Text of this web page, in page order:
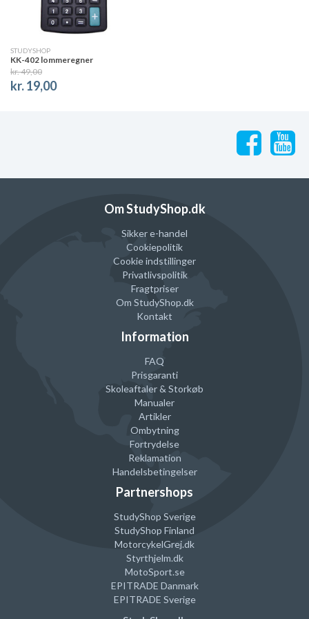
Taster til ( +/-), procent, hukommelse, kvadratrod og
momsfunktion.
Professionelt look med smart design.
Stort tastatur med velplacerede store knapper.
Dobbelt strømkilde (solceller og batteri).
STUDYSHOP
KK-402 lommeregner
kr. 49,00
kr. 19,00
Om StudyShop.dk
Sikker e-handel
Cookiepolitik
Cookie indstillinger
Privatlivspolitik
Fragtpriser
Om StudyShop.dk
Kontakt
Information
FAQ
Prisgaranti
Skoleaftaler & Storkøb
Manualer
Artikler
Ombytning
Fortrydelse
Reklamation
Handelsbetingelser
Partnershops
StudyShop Sverige
StudyShop Finland
MotorcykelGrej.dk
Styrthjelm.dk
MotoSport.se
EPITRADE Danmark
EPITRADE Sverige